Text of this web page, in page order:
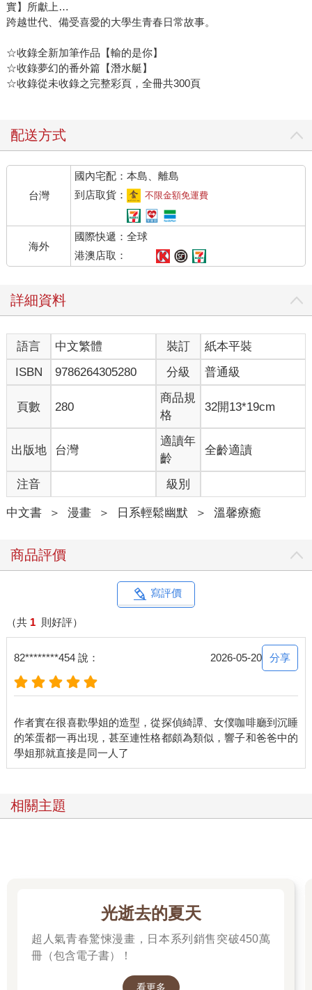
實】所獻上…
跨越世代、備受喜愛的大學生青春日常故事。
☆收錄全新加筆作品【輸的是你】
☆收錄夢幻的番外篇【潛水艇】
☆收錄從未收錄之完整彩頁，全冊共300頁
配送方式
台灣
國內宅配：本島、離島
到店取貨：
不限金額免運費
海外
國際快遞：全球
港澳店取：
詳細資料
語言 中文繁體 裝訂
紙本平裝
ISBN
9786264305280 分級 普通級
頁數 280
商品規
格
32開13*19cm
出版地 台灣
適讀年
齡
全齡適讀
注音 級別
中文書 ＞ 漫畫 ＞ 日系輕鬆幽默 ＞ 溫馨療癒
商品評價
寫評價
（共 1 則好評）
82********454 說： 2026-05-20 分享
作者實在很喜歡學姐的造型，從探偵綺譚、女僕咖啡廳到沉睡
的笨蛋都一再出現，甚至連性格都頗為類似，響子和爸爸中的
相關主題
光逝去的夏天
超人氣青春驚悚漫畫，日本系列銷售突破450萬
冊（包含電子書）！
看更多